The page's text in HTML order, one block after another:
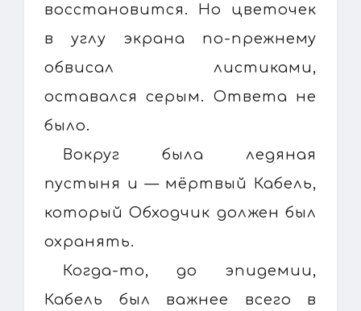
восстановится. Но цветочек
в углу экрана по-прежнему
обвисал листиками,
оставался серым. Ответа не
было.
Вокруг была ледяная
пустыня и — мёртвый Кабель,
который Обходчик должен был
охранять.
Когда-то, до эпидемии,
Кабель был важнее всего в